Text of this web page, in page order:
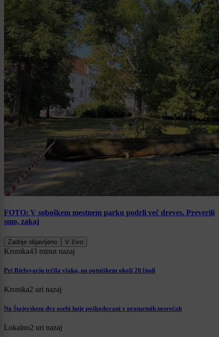
FOTO: V soboškem mestnem parku podrli več dreves. Preverili
smo, zakaj
Zadnje objavljeno V živo
Kronika43 minut nazaj
Pri Bjelovarju trčila vlaka, na potniškem okoli 20 ljudi
Kronika2 uri nazaj
Na Štajerskem dve osebi huje poškodovani v prometnih nesrečah
Lokalno2 uri nazaj